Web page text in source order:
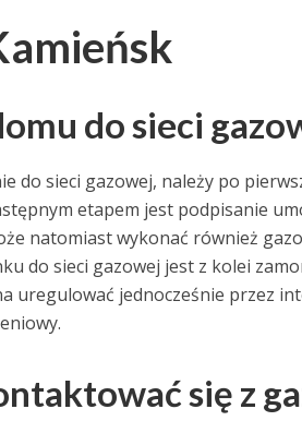
do sieci
do sieci gazowej, należy po
etapem jest podpisanie
natomiast wykonać również
do sieci gazowej jest z kolei
uregulować jednocześnie przez
się z